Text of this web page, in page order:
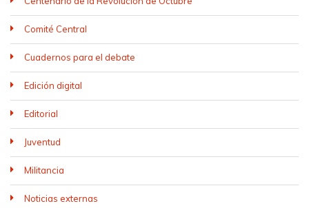
Comité Central
Cuadernos para el debate
Edición digital
Editorial
Juventud
Militancia
Noticias externas